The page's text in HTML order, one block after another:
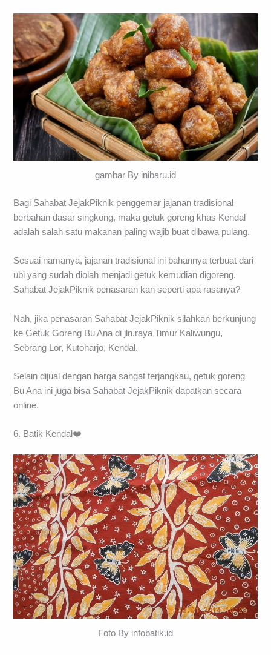
gambar By inibaru.id
Bagi Sahabat JejakPiknik penggemar jajanan tradisional
berbahan dasar singkong, maka getuk goreng khas Kendal
adalah salah satu makanan paling wajib buat dibawa pulang.
Sesuai namanya, jajanan tradisional ini bahannya terbuat dari
ubi yang sudah diolah menjadi getuk kemudian digoreng.
Sahabat JejakPiknik penasaran kan seperti apa rasanya?
Nah, jika penasaran Sahabat JejakPiknik silahkan berkunjung
ke Getuk Goreng Bu Ana di jln.raya Timur Kaliwungu,
Sebrang Lor, Kutoharjo, Kendal.
Selain dijual dengan harga sangat terjangkau, getuk goreng
Bu Ana ini juga bisa Sahabat JejakPiknik dapatkan secara
online.
6. Batik Kendal❤️
Foto By infobatik.id